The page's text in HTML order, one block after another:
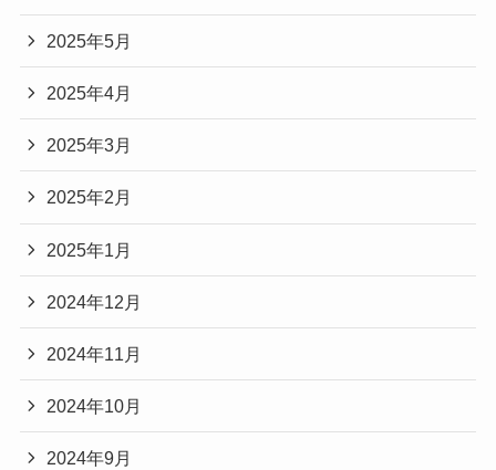
2025年5月
2025年4月
2025年3月
2025年2月
2025年1月
2024年12月
2024年11月
2024年10月
2024年9月